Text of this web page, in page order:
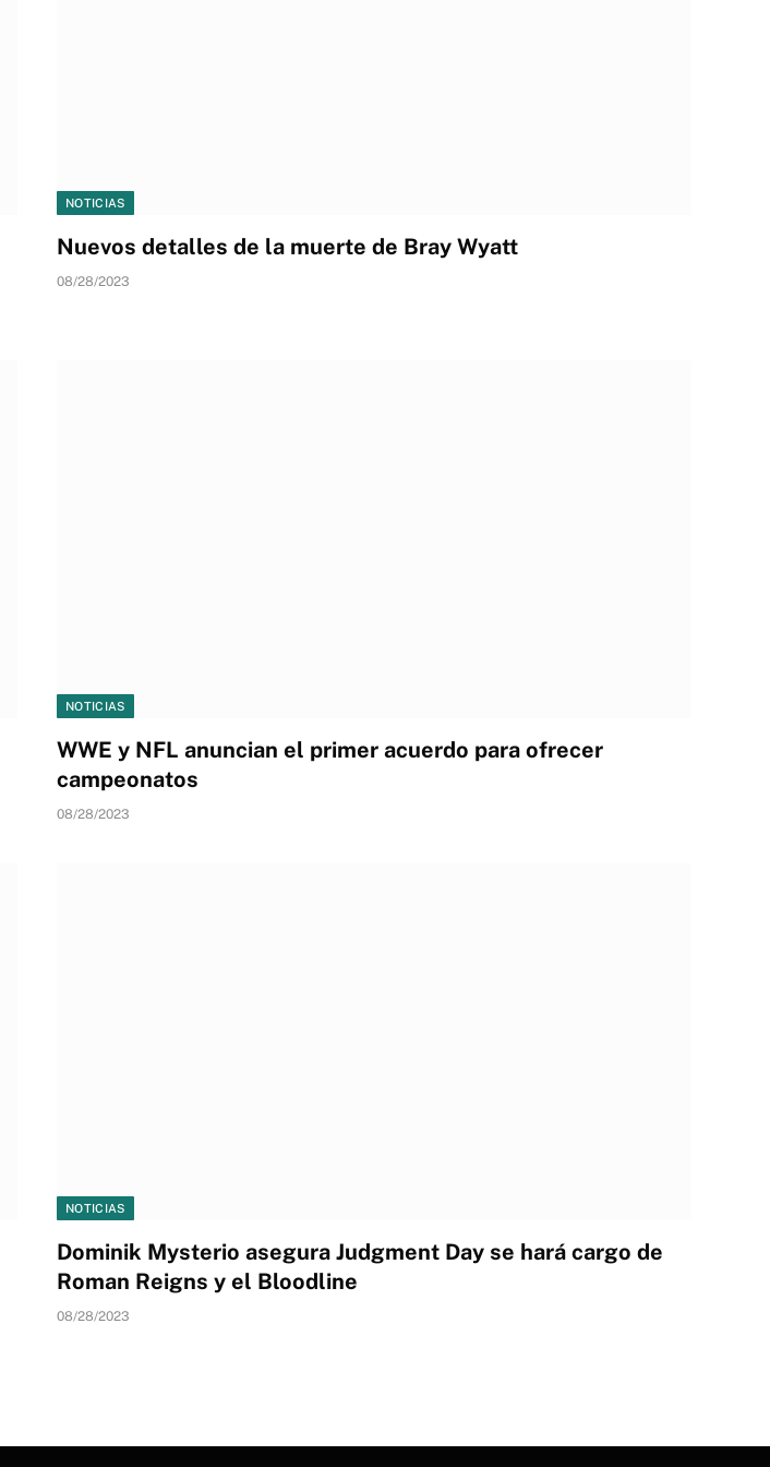
NOTICIAS
Nuevos detalles de la muerte de Bray Wyatt
08/28/2023
NOTICIAS
WWE y NFL anuncian el primer acuerdo para ofrecer
campeonatos
08/28/2023
NOTICIAS
Dominik Mysterio asegura Judgment Day se hará cargo de
Roman Reigns y el Bloodline
08/28/2023